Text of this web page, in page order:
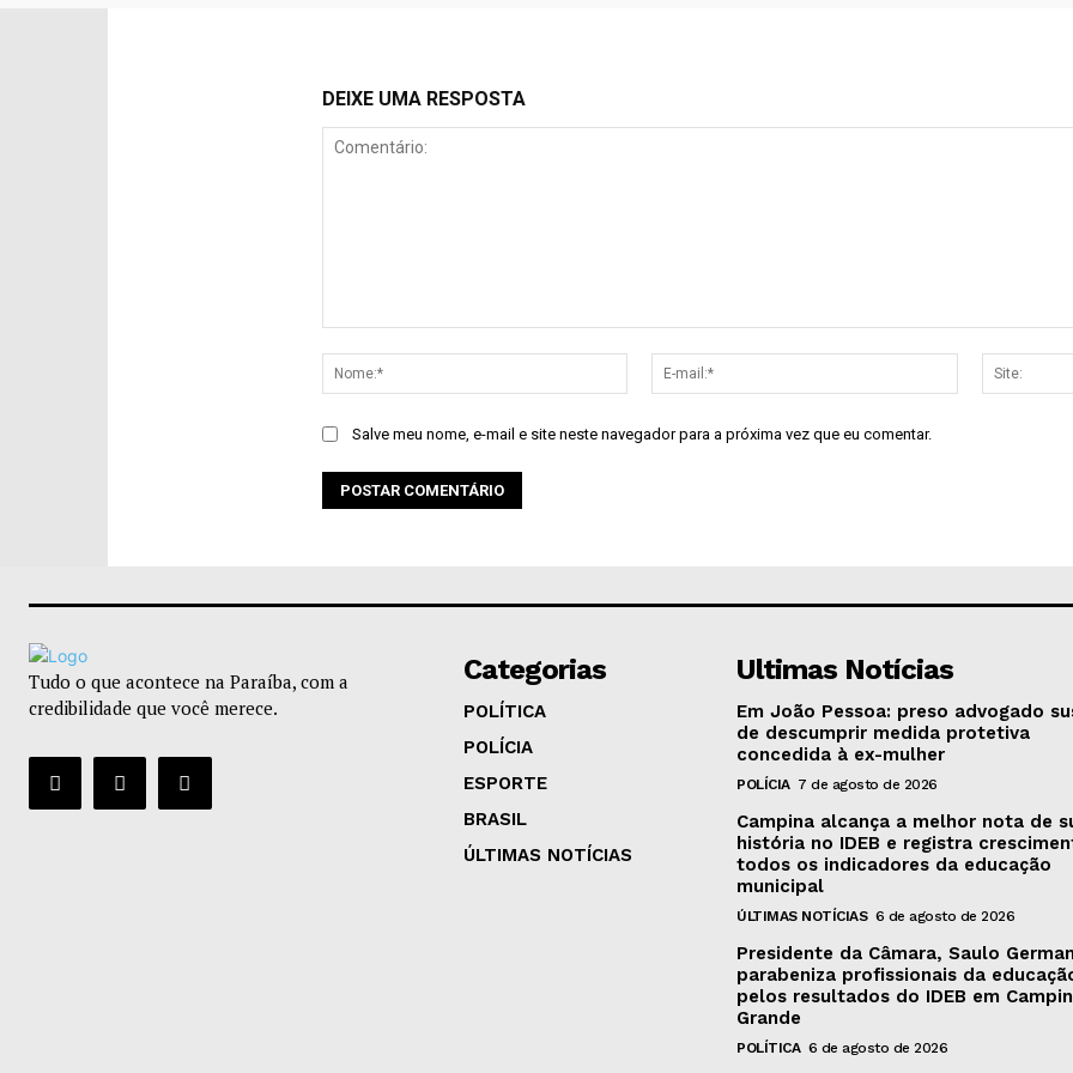
DEIXE UMA RESPOSTA
Nome:*
mail:*
Salve meu nome, e-mail e site neste navegador para a próxima vez que eu comentar.
Tudo o que acontece na Paraíba, com a
credibilidade que você merece.
Categorias
POLÍTICA
POLÍCIA
ESPORTE
BRASIL
ÚLTIMAS NOTÍCIAS
Ultimas Notícias
Em João Pessoa: preso advogado
de descumprir medida protetiva
concedida à ex-mulher
POLÍCIA 7 de agosto de 2026
Campina alcança a melhor nota de
história no IDEB e registra
todos os indicadores da educação
municipal
ÚLTIMAS NOTÍCIAS 6 de agosto de 2026
Presidente da Câmara, Saulo
parabeniza profissionais da
pelos resultados do IDEB em
Grande
POLÍTICA 6 de agosto de 2026